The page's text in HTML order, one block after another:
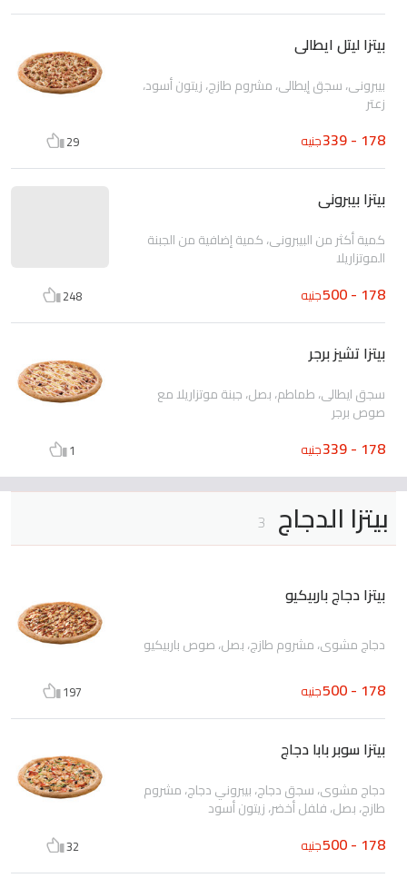
بيتزا ليتل ايطالى
بيبرونى، سجق إيطالى، مشروم طازج، زيتون أسود،
زعتر
178 - 339 جنيه 29
بيتزا بيبرونى
كمية أكثر من البيبرونى، كمية إضافية من الجبنة
الموتزاريلا
178 - 500 جنيه 248
بيتزا تشيز برجر
سجق ايطالى، طماطم، بصل، جبنة موتزاريلا مع
صوص برجر
178 - 339 جنيه 1
بيتزا الدجاج 3
بيتزا دجاج باربيكيو
دجاج مشوى، مشروم طازج، بصل، صوص باربيكيو
178 - 500 جنيه 197
بيتزا سوبر بابا دجاج
دجاج مشوى، سجق دجاج، بيبروني دجاج، مشروم
طازج، بصل، فلفل أخضر، زيتون أسود
178 - 500 جنيه 32